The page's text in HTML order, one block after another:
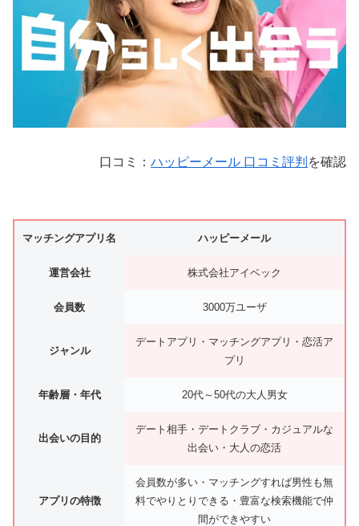
口コミ： ハッピーメール 口コミ評判 を確認
マッチングアプリ名 ハッピーメール
運営会社 株式会社アイベック
会員数 3000万ユーザ
ジャンル
デートアプリ・マッチングアプリ・恋活ア
プリ
年齢層・年代 20代～50代の大人男女
出会いの目的
デート相手・デートクラブ・カジュアルな
出会い・大人の恋活
アプリの特徴
会員数が多い・マッチングすれば男性も無
料でやりとりできる・豊富な検索機能で仲
間ができやすい